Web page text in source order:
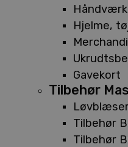
Hjelme,
Gavekort
Tilbehør
Tilbehør
Tilbehør